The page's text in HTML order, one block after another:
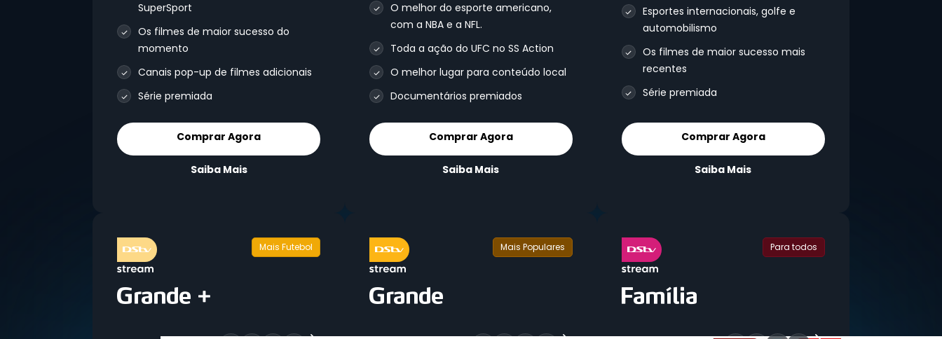
SuperSport
Os filmes de maior sucesso do
momento
Canais pop-up de filmes adicionais
Série premiada
Comprar Agora
Saiba Mais
O melhor do esporte americano,
com a NBA e a NFL.
Toda a ação do UFC no SS Action
O melhor lugar para conteúdo local
Documentários premiados
Comprar Agora
Saiba Mais
Esportes internacionais, golfe e
automobilismo
Os filmes de maior sucesso mais
recentes
Série premiada
Comprar Agora
Saiba Mais
Mais Futebol Mais Populares Para todos